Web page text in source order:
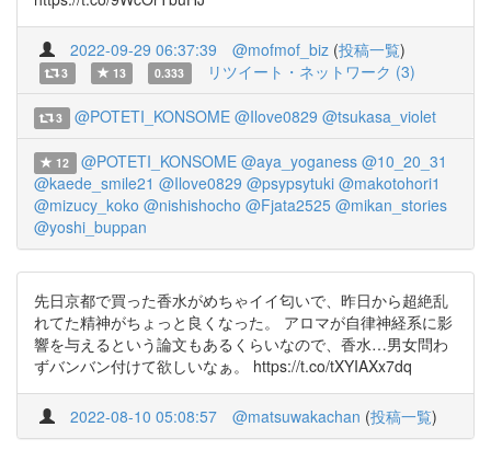
2022-09-29 06:37:39 @mofmof_biz (投稿一覧)
3 13 0.333 リツイート・ネットワーク (3)
3 @POTETI_KONSOME @Ilove0829 @tsukasa_violet
12 @POTETI_KONSOME @aya_yoganess @10_20_31
@kaede_smile21 @Ilove0829 @psypsytuki @makotohori1
@mizucy_koko @nishishocho @Fjata2525 @mikan_stories
@yoshi_buppan
先日京都で買った香水がめちゃイイ匂いで、昨日から超絶乱
れてた精神がちょっと良くなった。 アロマが自律神経系に影
響を与えるという論文もあるくらいなので、香水…男女問わ
ずバンバン付けて欲しいなぁ。 https://t.co/tXYIAXx7dq
2022-08-10 05:08:57 @matsuwakachan (投稿一覧)